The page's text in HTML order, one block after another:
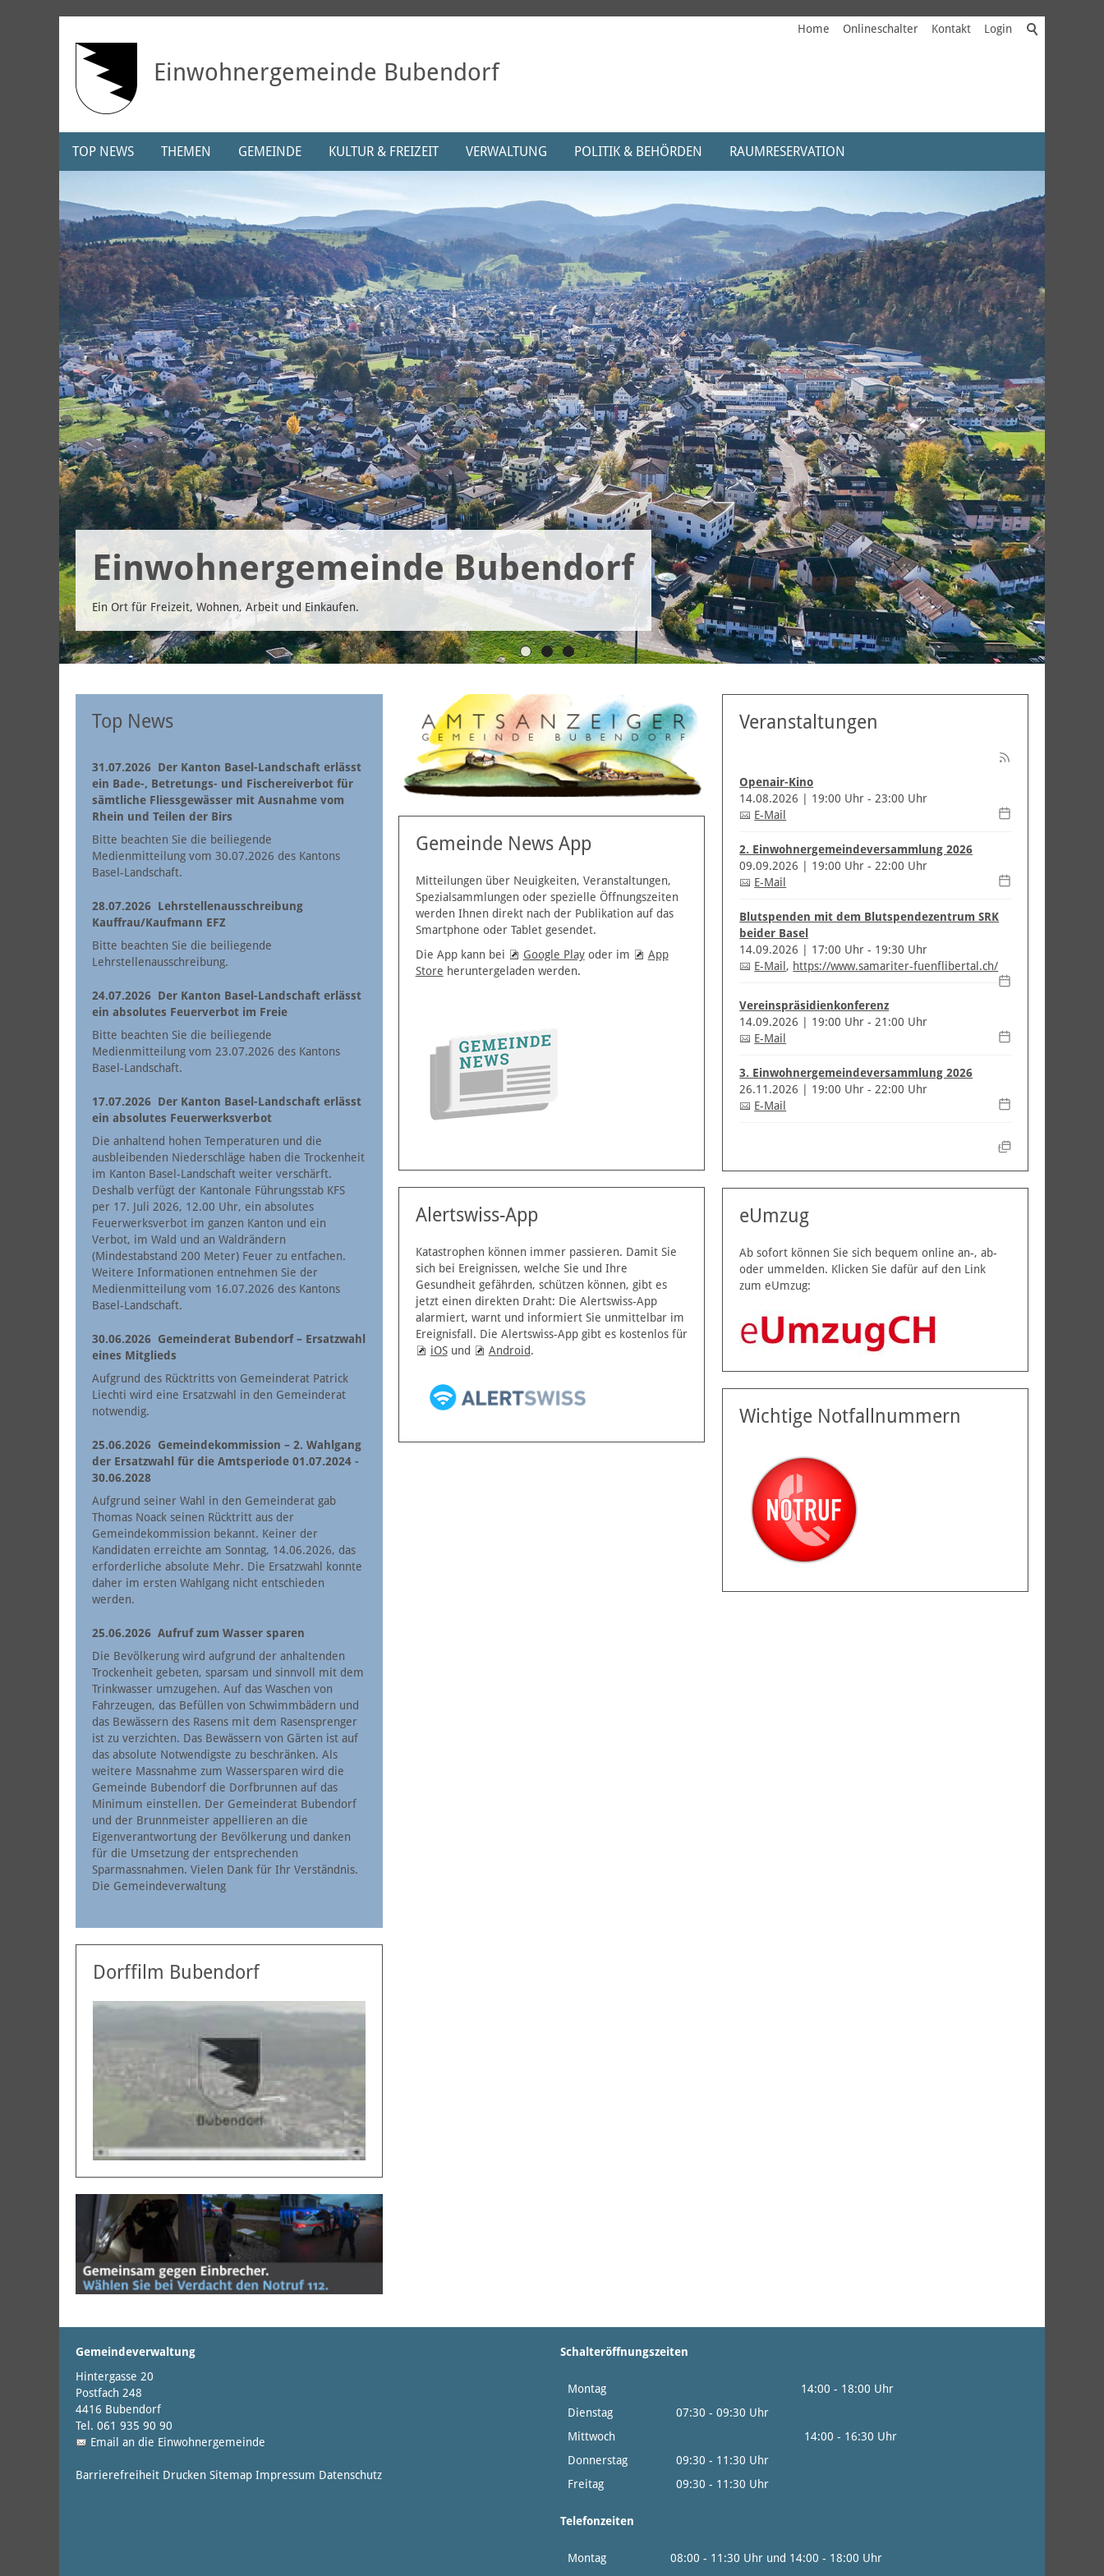
Einwohnergemeinde Bubendorf
Home Onlineschalter Kontakt Login
TOP NEWS THEMEN GEMEINDE KULTUR & FREIZEIT VERWALTUNG POLITIK & BEHÖRDEN RAUMRESERVATION
Einwohnergemeinde Bubendorf
Ein Ort für Freizeit, Wohnen, Arbeit und Einkaufen.
Top News
31.07.2026 Der Kanton Basel-Landschaft erlässt
ein Bade-, Betretungs- und Fischereiverbot für
sämtliche Fliessgewässer mit Ausnahme vom
Rhein und Teilen der Birs
Bitte beachten Sie die beiliegende
Medienmitteilung vom 30.07.2026 des Kantons
Basel-Landschaft.
28.07.2026 Lehrstellenausschreibung
Kauffrau/Kaufmann EFZ
Bitte beachten Sie die beiliegende
Lehrstellenausschreibung.
24.07.2026 Der Kanton Basel-Landschaft erlässt
ein absolutes Feuerverbot im Freie
Bitte beachten Sie die beiliegende
Medienmitteilung vom 23.07.2026 des Kantons
Basel-Landschaft.
17.07.2026 Der Kanton Basel-Landschaft erlässt
ein absolutes Feuerwerksverbot
Die anhaltend hohen Temperaturen und die
ausbleibenden Niederschläge haben die Trockenheit
im Kanton Basel-Landschaft weiter verschärft.
Deshalb verfügt der Kantonale Führungsstab KFS
per 17. Juli 2026, 12.00 Uhr, ein absolutes
Feuerwerksverbot im ganzen Kanton und ein
Verbot, im Wald und an Waldrändern
(Mindestabstand 200 Meter) Feuer zu entfachen.
Weitere Informationen entnehmen Sie der
Medienmitteilung vom 16.07.2026 des Kantons
Basel-Landschaft.
30.06.2026 Gemeinderat Bubendorf – Ersatzwahl
eines Mitglieds
Aufgrund des Rücktritts von Gemeinderat Patrick
Liechti wird eine Ersatzwahl in den Gemeinderat
notwendig.
25.06.2026 Gemeindekommission – 2. Wahlgang
der Ersatzwahl für die Amtsperiode 01.07.2024 -
30.06.2028
Aufgrund seiner Wahl in den Gemeinderat gab
Thomas Noack seinen Rücktritt aus der
Gemeindekommission bekannt. Keiner der
Kandidaten erreichte am Sonntag, 14.06.2026, das
erforderliche absolute Mehr. Die Ersatzwahl konnte
daher im ersten Wahlgang nicht entschieden
werden.
25.06.2026 Aufruf zum Wasser sparen
Die Bevölkerung wird aufgrund der anhaltenden
Trockenheit gebeten, sparsam und sinnvoll mit dem
Trinkwasser umzugehen. Auf das Waschen von
Fahrzeugen, das Befüllen von Schwimmbädern und
das Bewässern des Rasens mit dem Rasensprenger
ist zu verzichten. Das Bewässern von Gärten ist auf
das absolute Notwendigste zu beschränken. Als
weitere Massnahme zum Wassersparen wird die
Gemeinde Bubendorf die Dorfbrunnen auf das
Minimum einstellen. Der Gemeinderat Bubendorf
und der Brunnmeister appellieren an die
Eigenverantwortung der Bevölkerung und danken
für die Umsetzung der entsprechenden
Sparmassnahmen. Vielen Dank für Ihr Verständnis.
Die Gemeindeverwaltung
Dorffilm Bubendorf
Gemeinde News App
Mitteilungen über Neuigkeiten, Veranstaltungen,
Spezialsammlungen oder spezielle Öffnungszeiten
werden Ihnen direkt nach der Publikation auf das
Smartphone oder Tablet gesendet.
Die App kann bei
Google Playoder im
App
Store heruntergeladen werden.
Alertswiss-App
Katastrophen können immer passieren. Damit Sie
sich bei Ereignissen, welche Sie und Ihre
Gesundheit gefährden, schützen können, gibt es
jetzt einen direkten Draht: Die Alertswiss-App
alarmiert, warnt und informiert Sie unmittelbar im
Ereignisfall. Die Alertswiss-App gibt es kostenlos für
iOSund Android.
Veranstaltungen
Openair-Kino
14.08.2026 | 19:00 Uhr - 23:00 Uhr
E-Mail
2. Einwohnergemeindeversammlung 2026
09.09.2026 | 19:00 Uhr - 22:00 Uhr
E-Mail
Blutspenden mit dem Blutspendezentrum SRK
beider Basel
14.09.2026 | 17:00 Uhr - 19:30 Uhr
E-Mail , https://www.samariter-fuenflibertal.ch/
Vereinspräsidienkonferenz
14.09.2026 | 19:00 Uhr - 21:00 Uhr
E-Mail
3. Einwohnergemeindeversammlung 2026
26.11.2026 | 19:00 Uhr - 22:00 Uhr
E-Mail
eUmzug
Ab sofort können Sie sich bequem online an-, ab-
oder ummelden. Klicken Sie dafür auf den Link
zum eUmzug:
Wichtige Notfallnummern
Gemeindeverwaltung
Hintergasse 20
Postfach 248
4416 Bubendorf
Tel. 061 935 90 90
Email an die Einwohnergemeinde
Barrierefreiheit Drucken Sitemap Impressum Datenschutz
Schalteröffnungszeiten
Montag
14:00 - 18:00 Uhr
Dienstag
07:30 - 09:30 Uhr
Mittwoch
14:00 - 16:30 Uhr
Donnerstag
09:30 - 11:30 Uhr
Freitag
09:30 - 11:30 Uhr
Telefonzeiten
Montag
08:00 - 11:30 Uhr und 14:00 - 18:00 Uhr